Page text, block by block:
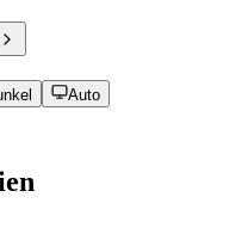
Auto